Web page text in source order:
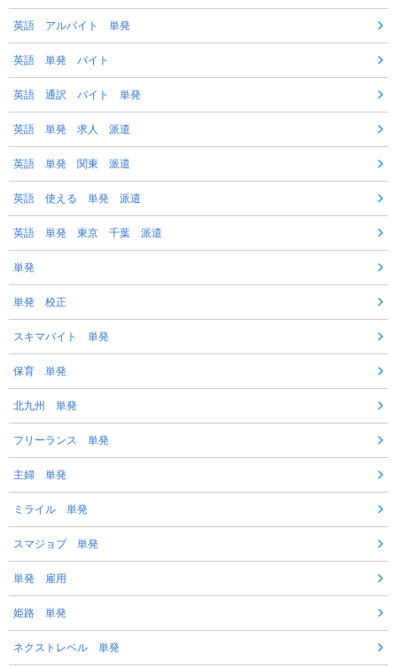
英語 アルバイト 単発
英語 単発 バイト
英語 通訳 バイト 単発
英語 単発 求人 派遣
英語 単発 関東 派遣
英語 使える 単発 派遣
英語 単発 東京 千葉 派遣
単発
単発 校正
スキマバイト 単発
保育 単発
北九州 単発
フリーランス 単発
主婦 単発
ミライル 単発
スマジョブ 単発
単発 雇用
姫路 単発
ネクストレベル 単発